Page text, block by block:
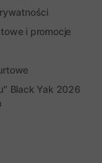
i promocje
Black Yak 2026